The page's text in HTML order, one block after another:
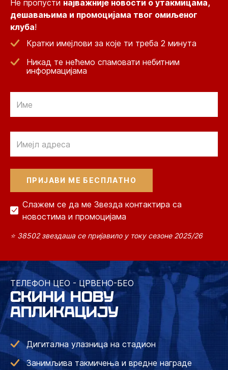
Не пропусти најважније новости о утакмицама,
дешавањима и промоцијама твог омиљеног
клуба!
Кратки имејлови за које ти треба 2 минута
Никад те нећемо спамовати небитним
информацијама
Слажем се да ме Звезда контактира са
новостима и промоцијама
⭐ 38502 звездаша се пријавило у току сезоне 2025/26
ТЕЛЕФОН ЦЕО - ЦРВЕНО-БЕО
СКИНИ НОВУ
АПЛИКАЦИЈУ
Дигитална улазница на стадион
Занимљива такмичења и вредне награде